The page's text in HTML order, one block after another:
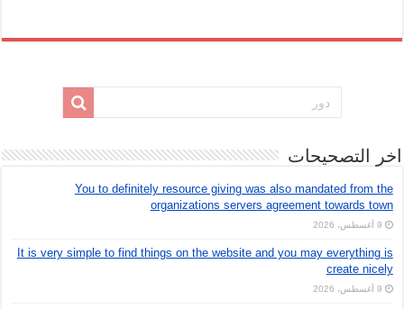
اخر التصحيحات
You to definitely resource giving was also mandated from the
organizations servers agreement towards town
9 أغسطس، 2026
It is very simple to find things on the website and you may everything is
create nicely
9 أغسطس، 2026